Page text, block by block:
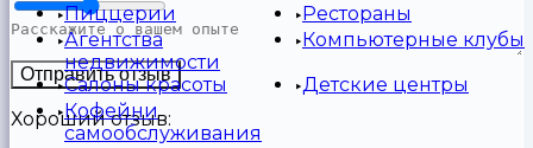
Пиццерии
Рестораны
Агентства
недвижимости
Компьютерные клубы
Салоны красоты
Детские центры
Кофейни
самообслуживания
Отправить отзыв
Хороший отзыв: